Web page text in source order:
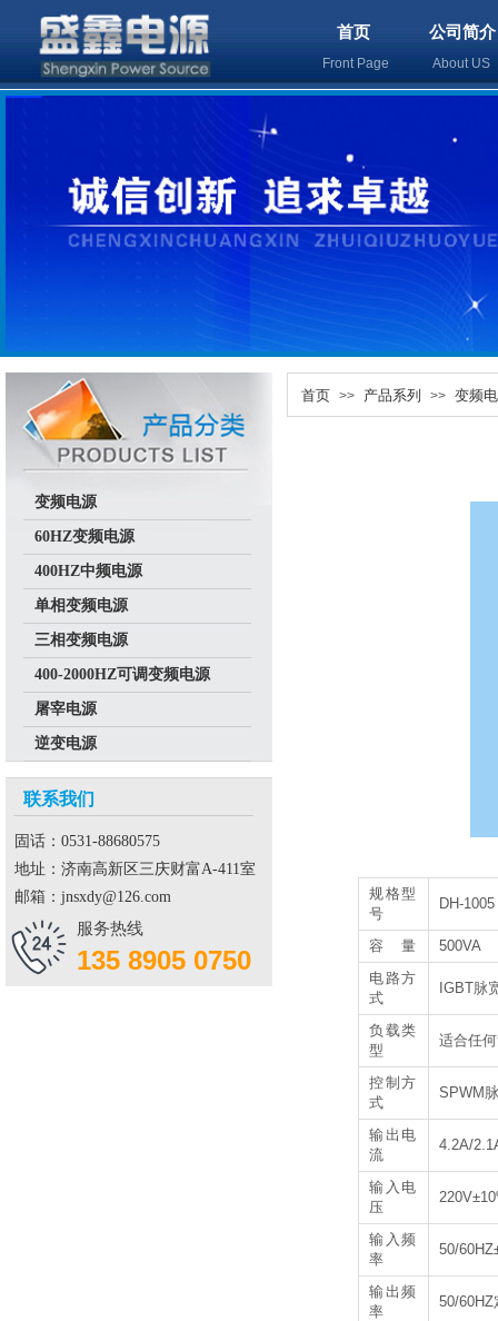
首页 公司简介
Front Page About
首页 >> 产品系列 >> 变频
规格型
号
DH-1005
容 量
500VA
电路方
式
IGBT脉
负载类
型
适合任
控制方
式
SPWM
输出电
流
4.2A/
输入电
压
输入频
率
50/
输出频
率
50/
变频电源
60HZ变频电源
400HZ中频电源
单相变频电源
三相变频电源
400-2000HZ可调变频电源
屠宰电源
逆变电源
联系我们
服务热线
135 8905 0750
固话：0531-88680575
地址：济南高新区三庆财富A-411室
邮箱：jnsxdy@126.com